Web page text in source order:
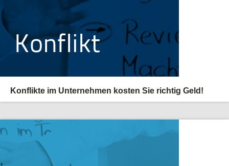
Konflikte im Unternehmen kosten Sie richtig Geld!